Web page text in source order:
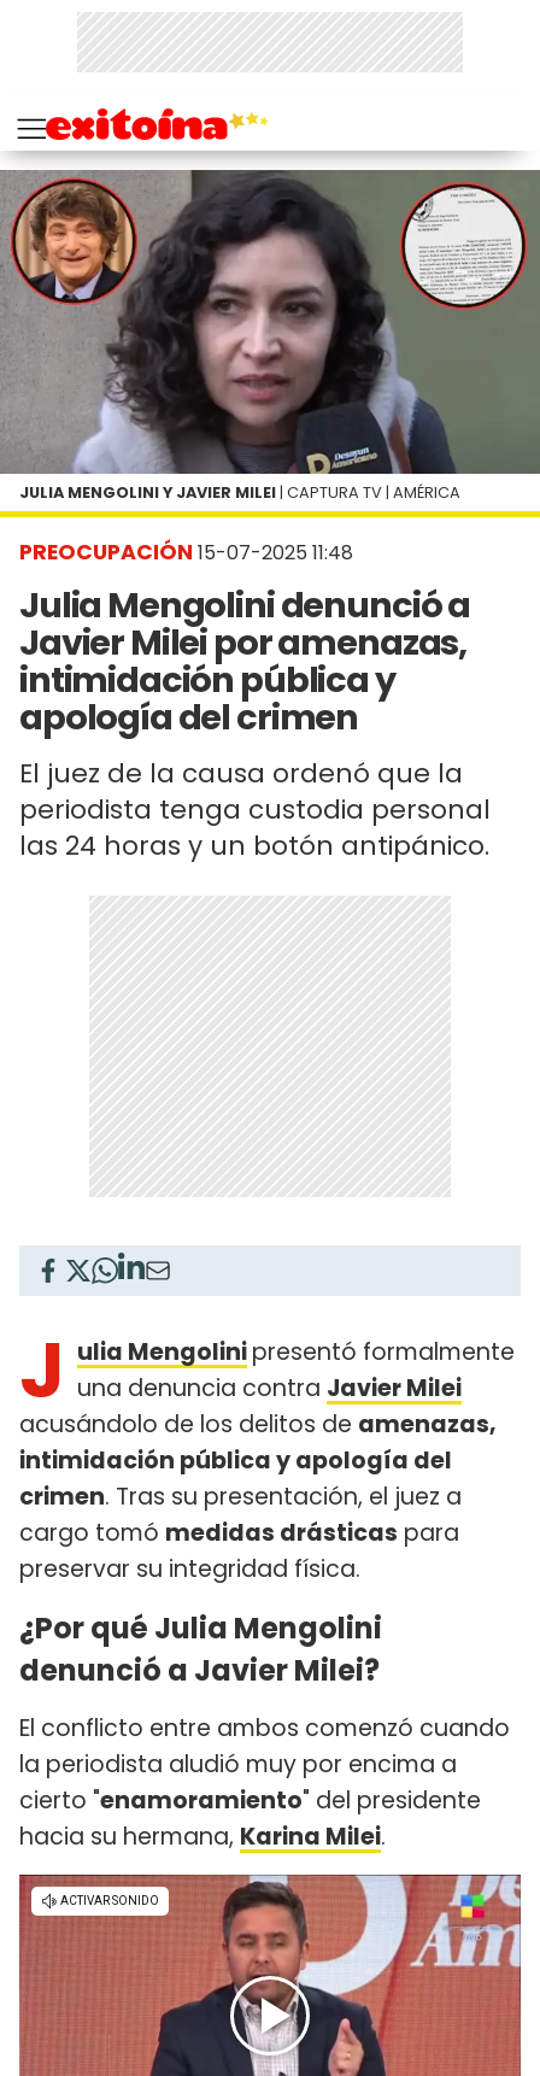
PREOCUPACIÓN 15-07-2025 11:48
Julia Mengolini denunció a
Javier Milei por amenazas,
intimidación pública y
apología del crimen
El juez de la causa ordenó que la
periodista tenga custodia personal
las 24 horas y un botón antipánico.
JULIA MENGOLINI Y JAVIER MILEI | CAPTURA TV | AMÉRICA
J ulia Mengolinipresentó formalmente
una denuncia contra Javier Milei
acusándolo de los delitos de amenazas,
intimidación pública y apología del
crimen. Tras su presentación, el juez a
cargo tomó medidas drásticas para
preservar su integridad física.
¿Por qué Julia Mengolini
denunció a Javier Milei?
El conflicto entre ambos comenzó cuando
la periodista aludió muy por encima a
cierto "enamoramiento" del presidente
hacia su hermana, Karina Milei.